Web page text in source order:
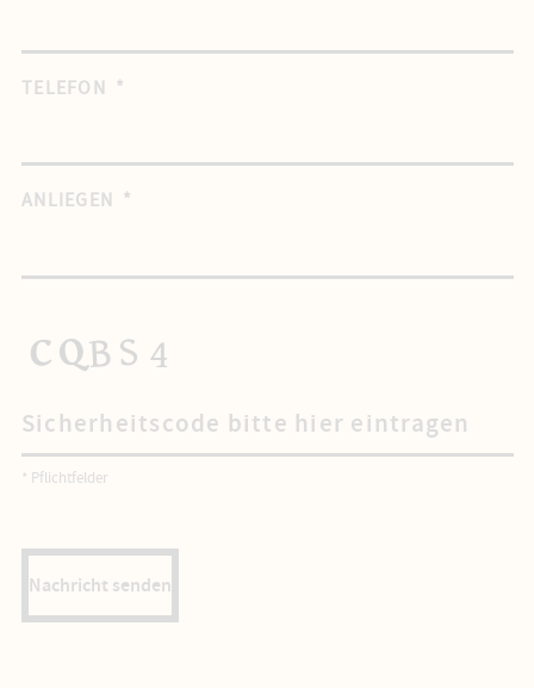
TELEFON *
ANLIEGEN *
* Pflichtfelder
Nachricht senden